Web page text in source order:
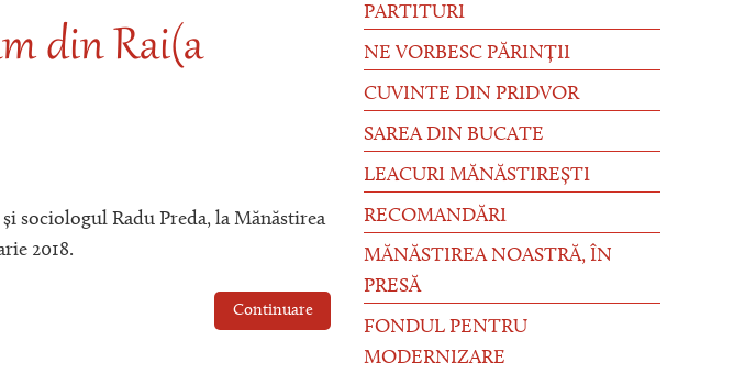
din Rai(a
sociologul Radu Preda, la Mănăstirea
2018.
Continuare
PARTITURI
NE VORBESC PĂRINȚII
CUVINTE DIN PRIDVOR
SAREA DIN BUCATE
LEACURI MĂNĂSTIREȘTI
RECOMANDĂRI
MĂNĂSTIREA NOASTRĂ, ÎN
PRESĂ
FONDUL PENTRU
MODERNIZARE